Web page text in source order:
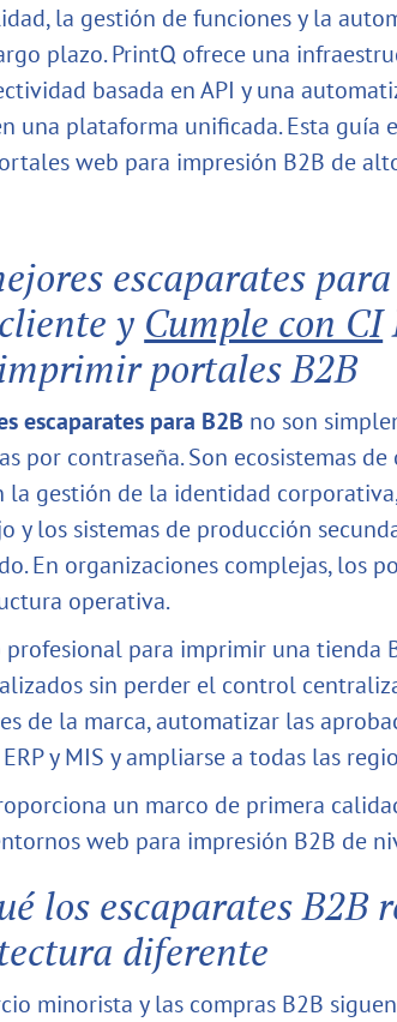
la gestión de funciones y la
plazo. PrintQ ofrece una
basada en API y una
una plataforma unificada. Esta guía
web para impresión B2B de
escaparates
y Cumple con CI
portales B2B
escaparates para B2B no son
por contraseña. Son ecosistemas
la gestión de la identidad
y los sistemas de producción
En organizaciones complejas, los
operativa.
profesional para imprimir una tienda
sin perder el control
de la marca, automatizar las
y MIS y ampliarse a todas las
un marco de primera
web para impresión B2B de
los escaparates B2B
diferente
minorista y las compras B2B